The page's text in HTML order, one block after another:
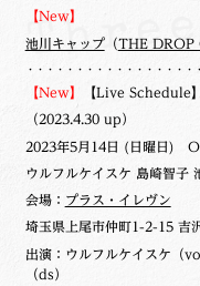
【New】
池川キャップ（THE DROP
・・・・・・・・・・・・・・・・・
【New】 【Live Schedule】
（2023.4.30 up）
2023年5月14日 (日曜日)
ウルフルケイスケ 島崎智子
会場： プラス・イレヴン
埼玉県上尾市仲町1-2-15 吉
出演：ウルフルケイスケ（
（ds）